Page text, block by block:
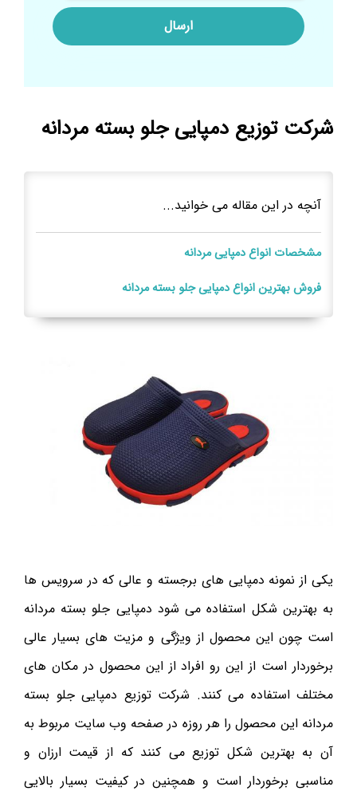
شرکت توزیع دمپایی جلو بسته مردانه
آنچه در این مقاله می خوانید...
مشخصات انواع دمپایی مردانه
فروش بهترین انواع دمپایی جلو بسته مردانه
یکی از نمونه دمپایی های برجسته و عالی که در سرویس ها
به بهترین شکل استفاده می شود دمپایی جلو بسته مردانه
است چون این محصول از ویژگی و مزیت های بسیار عالی
برخوردار است از این رو افراد از این محصول در مکان های
مختلف استفاده می کنند. شرکت توزیع دمپایی جلو بسته
مردانه این محصول را هر روزه در صفحه وب سایت مربوط به
آن به بهترین شکل توزیع می کنند که از قیمت ارزان و
مناسبی برخوردار است و همچنین در کیفیت بسیار بالایی